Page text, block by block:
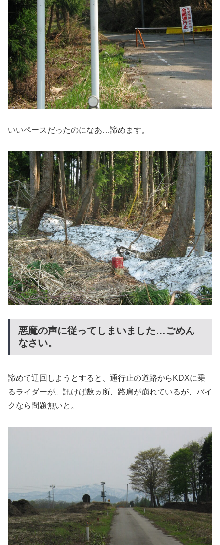
いいペースだったのになあ…諦めます。
悪魔の声に従ってしまいました…ごめん
なさい。
諦めて迂回しようとすると、通行止の道路からKDXに乗
るライダーが。 訊けば数ヵ所、路肩が崩れているが、バイ
クなら問題無いと。